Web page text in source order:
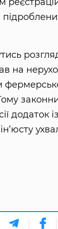
на
додаток